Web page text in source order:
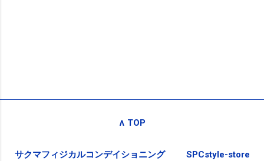
∧ TOP
サクマフィジカルコンデイショニング SPCstyle-store